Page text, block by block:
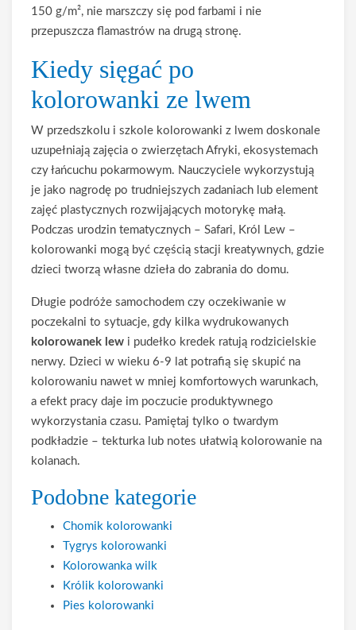
150 g/m², nie marszczy się pod farbami i nie
przepuszcza flamastrów na drugą stronę.
Kiedy sięgać po
kolorowanki ze lwem
W przedszkolu i szkole kolorowanki z lwem doskonale
uzupełniają zajęcia o zwierzętach Afryki, ekosystemach
czy łańcuchu pokarmowym. Nauczyciele wykorzystują
je jako nagrodę po trudniejszych zadaniach lub element
zajęć plastycznych rozwijających motorykę małą.
Podczas urodzin tematycznych – Safari, Król Lew –
kolorowanki mogą być częścią stacji kreatywnych, gdzie
dzieci tworzą własne dzieła do zabrania do domu.
Długie podróże samochodem czy oczekiwanie w
poczekalni to sytuacje, gdy kilka wydrukowanych
kolorowanek lew i pudełko kredek ratują rodzicielskie
nerwy. Dzieci w wieku 6-9 lat potrafią się skupić na
kolorowaniu nawet w mniej komfortowych warunkach,
a efekt pracy daje im poczucie produktywnego
wykorzystania czasu. Pamiętaj tylko o twardym
podkładzie – tekturka lub notes ułatwią kolorowanie na
kolanach.
Podobne kategorie
Chomik kolorowanki
Tygrys kolorowanki
Kolorowanka wilk
Królik kolorowanki
Pies kolorowanki